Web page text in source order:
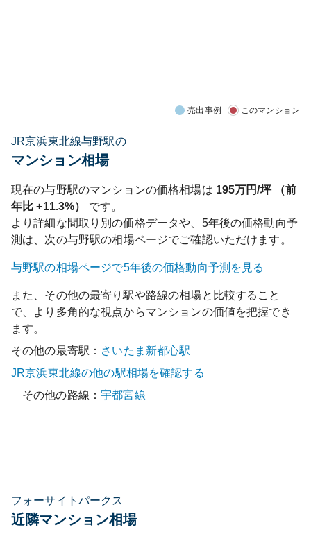
売出事例 このマンション
JR京浜東北線与野駅の
マンション相場
現在の与野駅のマンションの価格相場は 195万円/坪 （前
年比+11.3%）
です。
より詳細な間取り別の価格データや、5年後の価格動向予
測は、次の与野駅の相場ページでご確認いただけます。
与野駅の相場ページで5年後の価格動向予測を見る
また、その他の最寄り駅や路線の相場と比較すること
で、より多角的な視点からマンションの価値を把握でき
ます。
その他の最寄駅： さいたま新都心駅
JR京浜東北線の他の駅相場を確認する
その他の路線：宇都宮線
フォーサイトパークス
近隣マンション相場